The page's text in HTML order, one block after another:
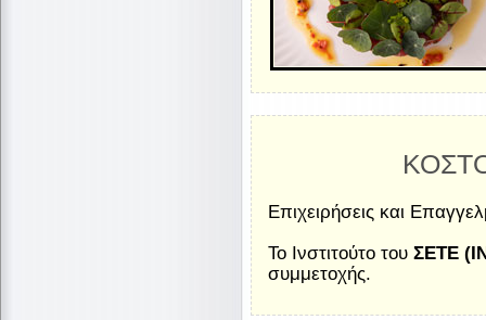
Επιχειρήσεις και
To Ινστιτούτο του ΣΕΤΕ
συμμετοχής.